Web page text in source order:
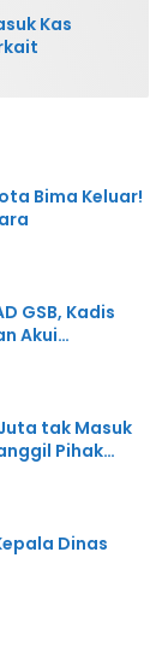
Kas
Bima Keluar!
GSB, Kadis
Akui
tak Masuk
Pihak
Dinas